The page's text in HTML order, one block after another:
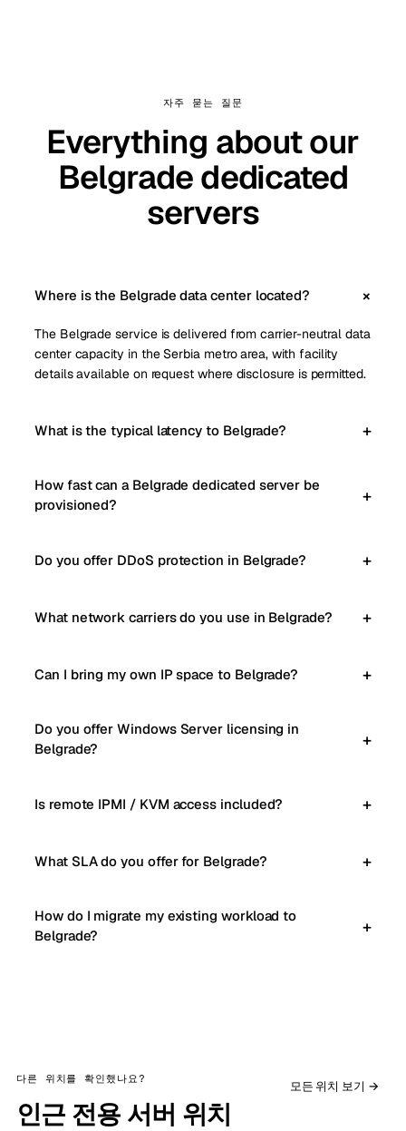
자주 묻는 질문
Everything about our
Belgrade dedicated
servers
Where is the Belgrade data center located?
The Belgrade service is delivered from carrier-neutral data
center capacity in the Serbia metro area, with facility
details available on request where disclosure is permitted.
What is the typical latency to Belgrade?
How fast can a Belgrade dedicated server be
provisioned?
Do you offer DDoS protection in Belgrade?
What network carriers do you use in Belgrade?
Can I bring my own IP space to Belgrade?
Do you offer Windows Server licensing in
Belgrade?
Is remote IPMI / KVM access included?
What SLA do you offer for Belgrade?
How do I migrate my existing workload to
Belgrade?
다른 위치를 확인했나요?
인근 전용 서버 위치
모든 위치 보기 →